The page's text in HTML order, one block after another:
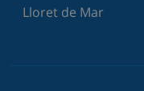
Lloret de Mar